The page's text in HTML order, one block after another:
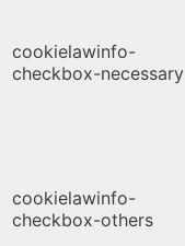
cookielawinfo-
checkbox-necessary
cookielawinfo-
checkbox-others